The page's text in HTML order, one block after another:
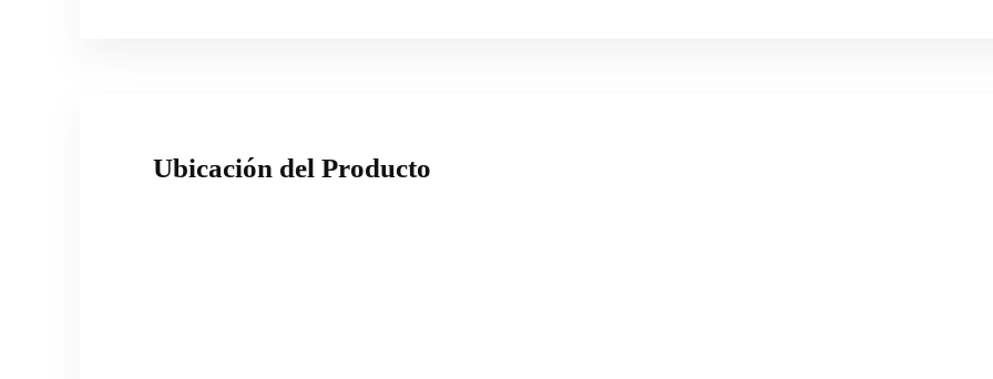
Ubicación del Producto